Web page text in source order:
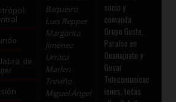
de
Baqueiro
Luis Repper
Margarita
Jiménez
Urraca
Marlen
Treviño
Miguel Ángel
socio y
comanda
Grupo Guste,
Paraíso en
Guanajuato y
Gusar
Telecomunicac
iones, todas